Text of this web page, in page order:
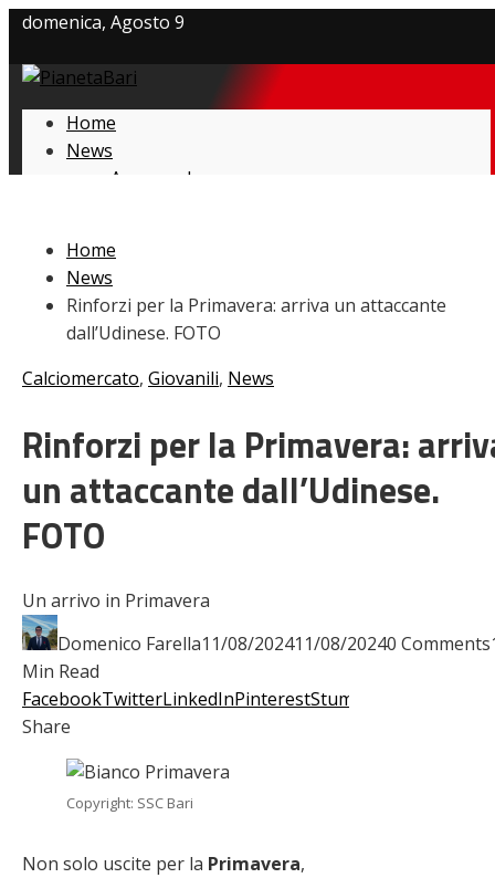
domenica, Agosto 9
Privacy policy
Cookie Policy
Home
News
Amarcord
Giovanili
Le pagelle
Interviste
Focus
Calciomercato
Video
Home
News
Rinforzi per la Primavera: arriva un attaccante
dall’Udinese. FOTO
Calciomercato, Giovanili, News
Rinforzi per la Primavera:
un attaccante dall’Udinese.
FOTO
Un arrivo in Primavera
Domenico Farella11/08/202411/08/20240 Comments
Min Read
FacebookTwitterLinkedInPinterestStumbleupon
Share
Copyright: SSC Bari
Non solo uscite per la Primavera,